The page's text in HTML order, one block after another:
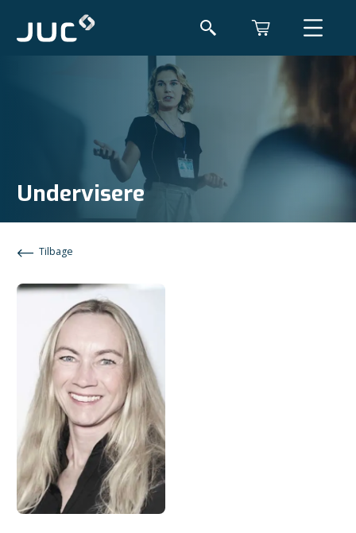
Undervisere
Tilbage